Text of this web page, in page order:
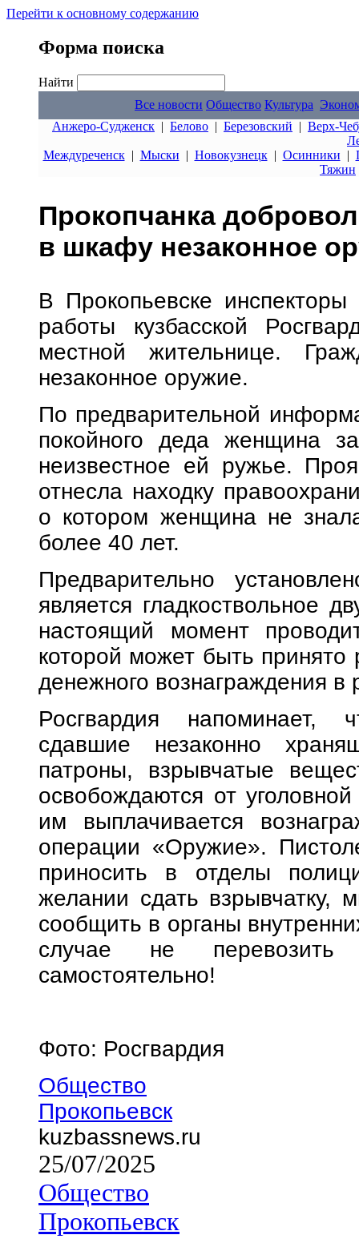
Перейти к основному содержанию
Форма поиска
Найти
Все новости Общество Культура
Анжеро-Судженск | Белово | Березовский | Верх-
Междуреченск| Мыски | Новокузнецк| Осинники |
Тяжин
Прокопчанка
в шкафу незаконное
В Прокопьевске инспекторы
работы кузбасской
местной жительнице.
незаконное оружие.
По предварительной
покойного деда женщина
неизвестное ей ружье.
отнесла находку
о котором женщина не
более 40 лет.
Предварительно
является гладкоствольное
настоящий момент
которой может быть
денежного вознаграждения
Росгвардия напоминает,
сдавшие незаконно
патроны, взрывчатые
освобождаются от
им выплачивается
операции «Оружие».
приносить в отделы
желании сдать взрывчатку,
сообщить в органы
случае не перевозить
самостоятельно!
Фото: Росгвардия
Общество
Прокопьевск
kuzbassnews.ru
25/07/2025
Общество
Прокопьевск